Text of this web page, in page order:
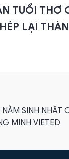
TUỔI THƠ
LẠI